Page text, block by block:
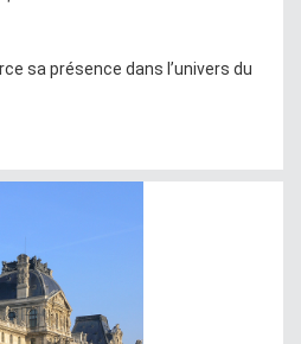
sa présence dans l’univers du